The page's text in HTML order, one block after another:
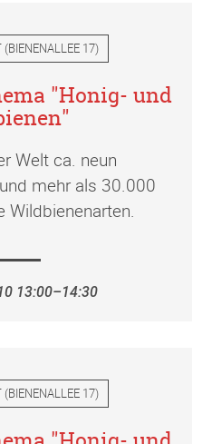
(BIENENALLEE 17)
"Honig- und
Welt ca. neun
mehr als 30.000
Wildbienenarten.
13:00–14:30
(BIENENALLEE 17)